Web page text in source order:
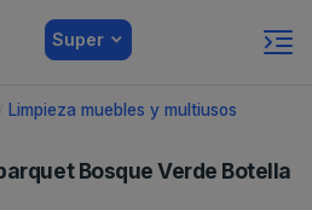
Super
Limpieza muebles y multiusos
Bosque Verde Botella